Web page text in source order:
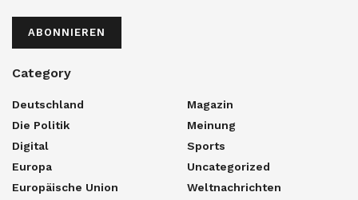
ABONNIEREN
Category
Deutschland
Die Politik
Digital
Europa
Europäische Union
Magazin
Meinung
Sports
Uncategorized
Weltnachrichten